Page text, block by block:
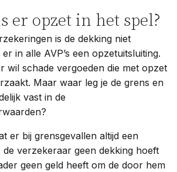
er opzet in het spel?
is de dekking niet
in alle AVP’s een opzetuitsluiting.
wil schade vergoeden die met opzet
Maar waar leg je de grens en
vast in de
er bij grensgevallen altijd een
verzekeraar geen dekking hoeft
geen geld heeft om de door hem